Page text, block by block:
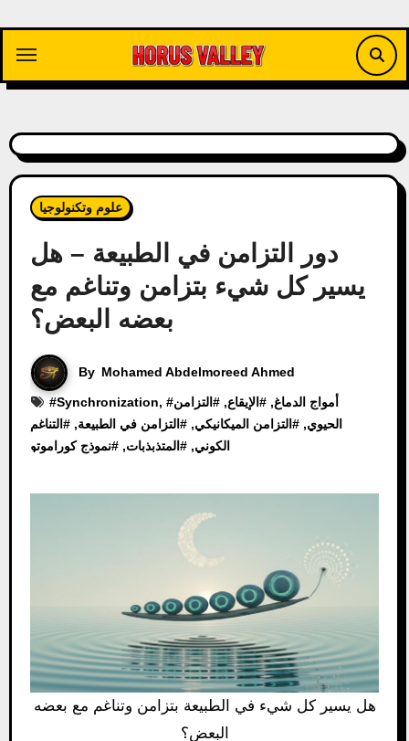
content
علوم وتكنولوجيا
دور التزامن في الطبيعة – هل
يسير كل شيء بتزامن وتناغم مع
بعضه البعض؟
By Mohamed Abdelmoreed Ahmed
#Synchronization, # أمواج الدماغ, # الإيقاع, # التزامن
الحيوي, # التزامن الميكانيكي, # التزامن في الطبيعة, # التناغم
الكوني, # المتذبذبات, #نموذج كوراموتو
هل يسير كل شيء في الطبيعة بتزامن وتناغم مع بعضه
البعض؟